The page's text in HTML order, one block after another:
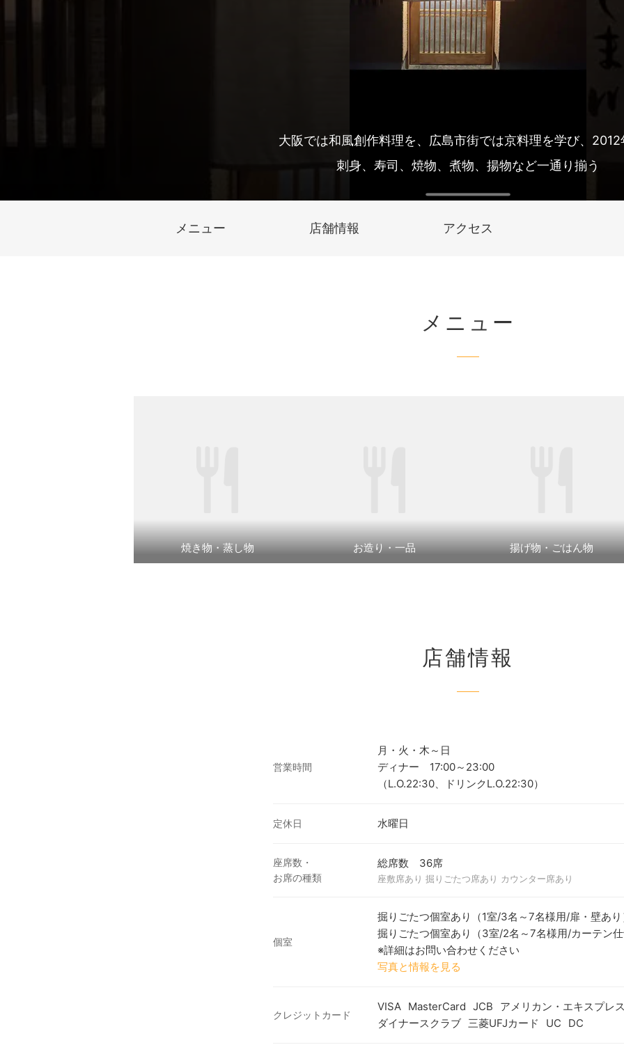
大阪では和風創作料理を、広島市街では京料理を学び、2012
刺身、寿司、焼物、煮物、揚物など一通り揃う
メニュー 店舗情報 アクセス
メニュー
焼き物・蒸し物 お造り・一品 揚げ物・ごはん物
店舗情報
営業時間
月・火・木～日
ディナー 17:00～23:00
（L.O.22:30、ドリンクL.O.22:30）
定休日 水曜日
座席数・
お席の種類
総席数 36席
座敷席あり 掘りごたつ席あり カウンター席あり
個室
掘りごたつ個室あり（1室/3名～7名様用/扉・壁あ
掘りごたつ個室あり（3室/2名～7名様用/カーテン
※詳細はお問い合わせください
写真と情報を見る
クレジットカード
VISA MasterCard JCB
アメリカン・エキスプレ
ダイナースクラブ 三菱UFJカード UC DC